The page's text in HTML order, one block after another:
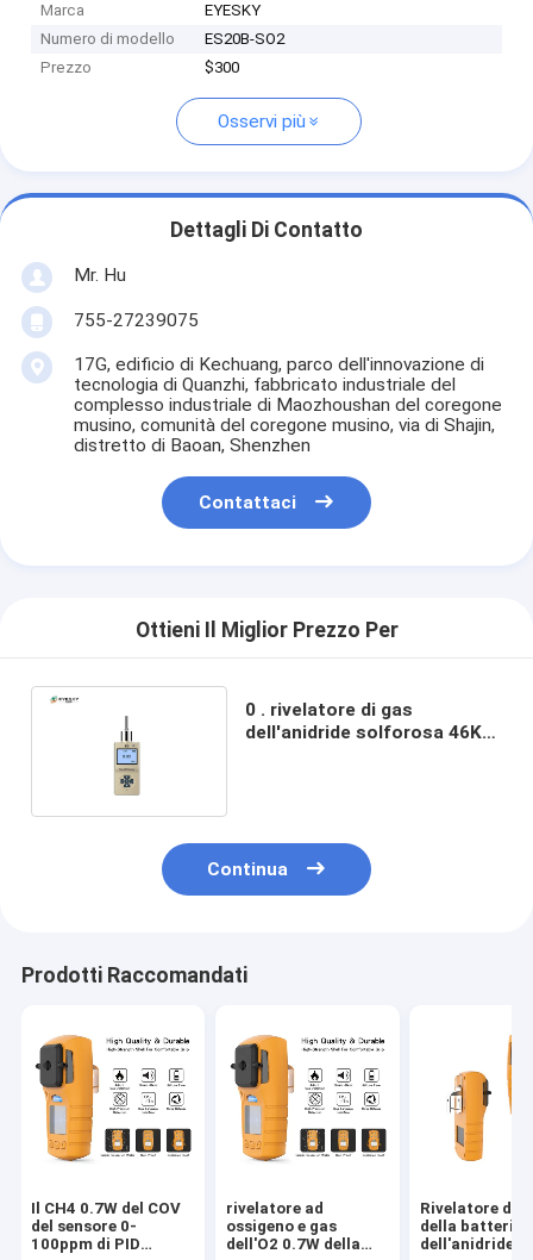
Marca
EYESKY
Numero di modello
ES20B-SO2
Prezzo
$300
Osservi più
Dettagli Di Contatto
Mr. Hu
755-27239075
17G, edificio di Kechuang, parco dell'innovazione di
tecnologia di Quanzhi, fabbricato industriale del
complesso industriale di Maozhoushan del coregone
musino, comunità del coregone musino, via di Shajin,
distretto di Baoan, Shenzhen
Contattaci
Ottieni Il Miglior Prezzo Per
0 . rivelatore di gas
dell'anidride solforosa 46Kg,
Continua
Prodotti Raccomandati
Il CH4 0.7W del COV
del sensore 0-
100ppm di PID
rivelatore ad
ossigeno e gas
dell'O2 0.7W della
Rivelatore di
della batteria
dell'anidride